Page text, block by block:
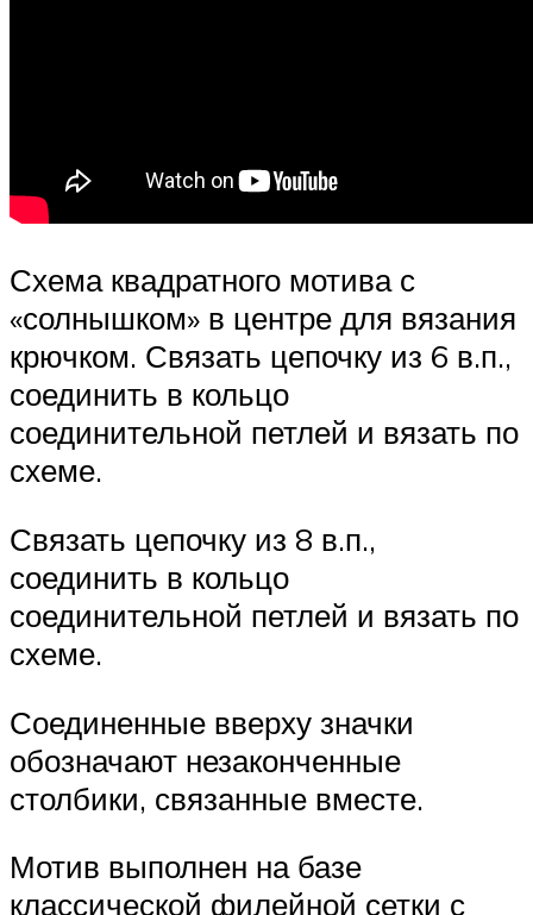
Схема квадратного мотива с
«солнышком» в центре для вязания
крючком. Связать цепочку из 6 в.п.,
соединить в кольцо
соединительной петлей и вязать по
схеме.
Связать цепочку из 8 в.п.,
соединить в кольцо
соединительной петлей и вязать по
схеме.
Соединенные вверху значки
обозначают незаконченные
столбики, связанные вместе.
Мотив выполнен на базе
классической филейной сетки с